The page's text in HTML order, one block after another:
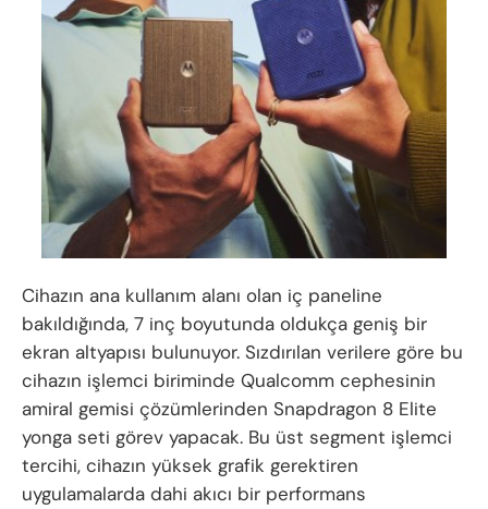
Cihazın ana kullanım alanı olan iç paneline
bakıldığında, 7 inç boyutunda oldukça geniş bir
ekran altyapısı bulunuyor. Sızdırılan verilere göre bu
cihazın işlemci biriminde Qualcomm cephesinin
amiral gemisi çözümlerinden Snapdragon 8 Elite
yonga seti görev yapacak. Bu üst segment işlemci
tercihi, cihazın yüksek grafik gerektiren
uygulamalarda dahi akıcı bir performans